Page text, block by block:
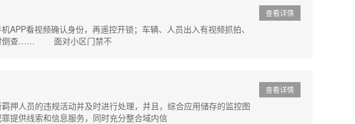
查看详情
APP看视频确认身份，再遥控开锁；车辆、人员出入有视频抓拍、
时倒查…… 面对小区门禁不
查看详情
押人员的违规活动并及时进行处理，并且，综合应用储存的监控图
提供线索和信息服务，同时充分整合域内信